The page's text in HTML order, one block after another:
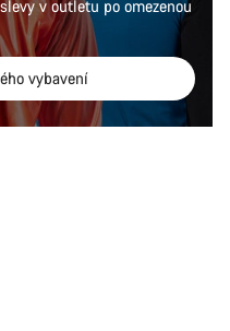
v outletu po omezenou
vybavení